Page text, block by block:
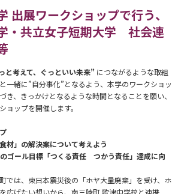
出展ワークショップで行う、
・共立女子短期大学 社会連
と考えて、ぐっといい未来” につながるような取組
一緒に”自分事化”となるよう、本学のワークショッ
き、きっかけとなるような時間となることを願い、
ョップを開催します。
材」の解決案について考えよう
ル目標「つくる責任 つかう責任」達成に向
では、東日本震災後の「ホヤ大量廃棄」を受け、ホ